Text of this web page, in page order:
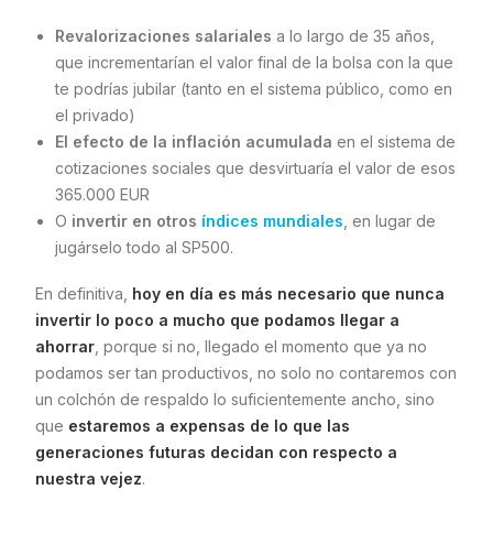
Revalorizaciones salariales a lo largo de 35 años,
que incrementarían el valor final de la bolsa con la que
te podrías jubilar (tanto en el sistema público, como en
el privado)
El efecto de la inflación acumulada en el sistema de
cotizaciones sociales que desvirtuaría el valor de esos
365.000 EUR
O invertir en otros índices mundiales , en lugar de
jugárselo todo al SP500.
En definitiva, hoy en día es más necesario que nunca
invertir lo poco a mucho que podamos llegar a
ahorrar , porque si no, llegado el momento que ya no
podamos ser tan productivos, no solo no contaremos con
un colchón de respaldo lo suficientemente ancho, sino
que estaremos a expensas de lo que las
generaciones futuras decidan con respecto a
nuestra vejez.